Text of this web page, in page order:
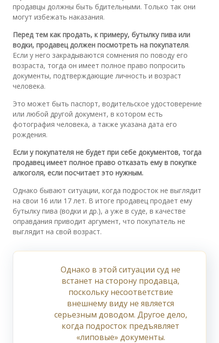
продавцы должны быть бдительными. Только так они
могут избежать наказания.
Перед тем как продать, к примеру, бутылку пива или
водки, продавец должен посмотреть на покупателя.
Если у него закрадываются сомнения по поводу его
возраста, тогда он имеет полное право попросить
документы, подтверждающие личность и возраст
человека.
Это может быть паспорт, водительское удостоверение
или любой другой документ, в котором есть
фотография человека, а также указана дата его
рождения.
Если у покупателя не будет при себе документов, тогда
продавец имеет полное право отказать ему в покупке
алкоголя, если посчитает это нужным.
Однако бывают ситуации, когда подросток не выглядит
на свои 16 или 17 лет. В итоге продавец продает ему
бутылку пива (водки и др.), а уже в суде, в качестве
оправдания приводит аргумент, что покупатель не
выглядит на свой возраст.
Однако в этой ситуации суд не
встанет на сторону продавца,
поскольку несоответствие
внешнему виду не является
серьезным доводом. Другое дело,
когда подросток предъявляет
«липовые» документы.